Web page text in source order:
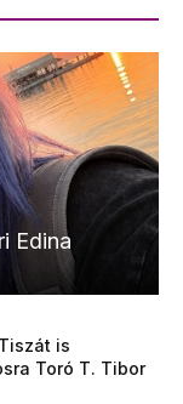
Edina
is
Toró T. Tibor